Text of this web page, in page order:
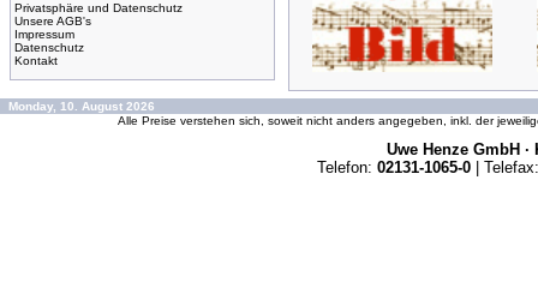
Privatsphäre und Datenschutz
Unsere AGB's
Impressum
Datenschutz
Kontakt
Monday, 10. August 2026
Alle Preise verstehen sich, soweit nicht anders angegeben, inkl. der
Uwe Henze GmbH ·
Telefon: 02131-1065-0 | Telefax: